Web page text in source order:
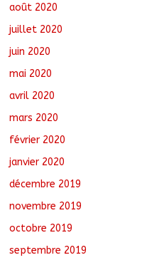
août 2020
juillet 2020
juin 2020
mai 2020
avril 2020
mars 2020
février 2020
janvier 2020
décembre 2019
novembre 2019
octobre 2019
septembre 2019